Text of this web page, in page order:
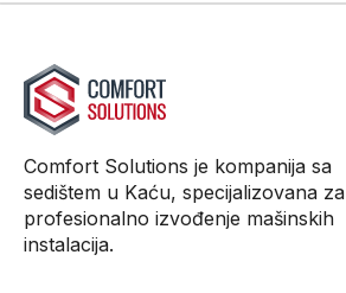
Comfort Solutions je kompanija sa
sedištem u Kaću, specijalizovana za
profesionalno izvođenje mašinskih
instalacija.